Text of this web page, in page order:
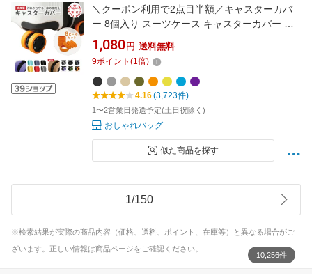
＼クーポン利用で2点目半額／キャスターカバ
ー 8個入り スーツケース キャスターカバー シ
リコン ゴム キャスター カバー キャスタースト
ッパー キャリーケース タイヤカバー 車輪カバ
ー タイヤソックス 傷防止 固定 キャスター台 防
音 汚れにくい 静音 リビュー
1,080 円 送料無料
9ポイント (1倍)
4.16(3,723件)
1〜2営業日発送予定(土日祝除く)
おしゃれバッグ
似た商品を探す
1/150
※検索結果が実際の商品内容（価格、送料、ポイント、在庫等）と異なる場合がご
ざいます。正しい情報は商品ページをご確認ください。
10,256件